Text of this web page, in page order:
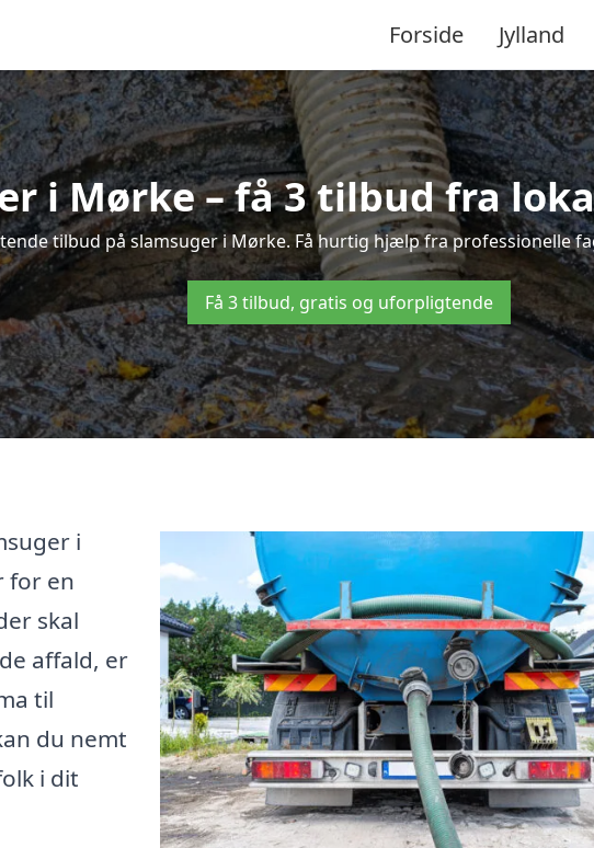
Forside Jylland
i Mørke – få 3 tilbud fra
tilbud på slamsuger i Mørke. Få hurtig hjælp fra professionelle
Få 3 tilbud, gratis og uforpligtende
i
for en
skal
affald, er
til
du nemt
i dit